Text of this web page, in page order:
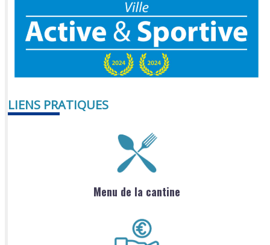
LIENS PRATIQUES
Menu de la cantine